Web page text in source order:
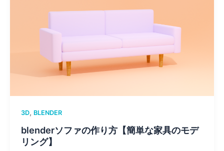
3D, BLENDER
blenderソファの作り方【簡単な家具のモデ
リング】